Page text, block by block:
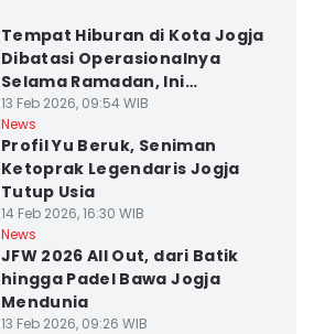
Tempat Hiburan di Kota Jogja
Dibatasi Operasionalnya
Selama Ramadan, Ini
Rinciannya
13 Feb 2026, 09:54 WIB
News
Profil Yu Beruk, Seniman
Ketoprak Legendaris Jogja
Tutup Usia
14 Feb 2026, 16:30 WIB
News
JFW 2026 All Out, dari Batik
hingga Padel Bawa Jogja
Mendunia
13 Feb 2026, 09:26 WIB